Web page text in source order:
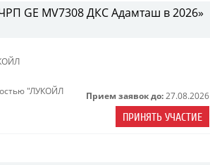
GE MV7308 ДКС Адамташ в 2026»
"ЛУКОЙЛ
Прием заявок до: 27.08.2026
ПРИНЯТЬ УЧАСТИЕ